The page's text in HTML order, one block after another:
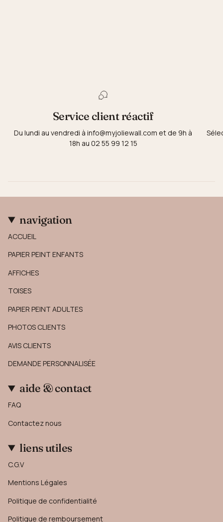
Service client réactif
Du lundi au vendredi à info@myjoliewall.com et de 9h à
18h au 02 55 99 12 15
navigation
ACCUEIL
PAPIER PEINT ENFANTS
AFFICHES
TOISES
PAPIER PEINT ADULTES
PHOTOS CLIENTS
AVIS CLIENTS
DEMANDE PERSONNALISÉE
aide & contact
FAQ
Contactez nous
liens utiles
C.G.V
Mentions Légales
Politique de confidentialité
Politique de remboursement